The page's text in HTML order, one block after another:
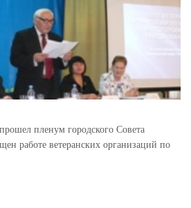
пленум городского Совета
работе ветеранских организаций по